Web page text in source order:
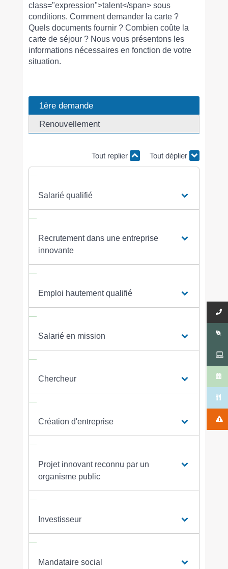
class="expression">talent</span> sous
conditions. Comment demander la carte ?
Quels documents fournir ? Combien coûte la
carte de séjour ? Nous vous présentons les
informations nécessaires en fonction de votre
situation.
1ère demande
Renouvellement
Tout replier Tout déplier
Salarié qualifié
Recrutement dans une entreprise
innovante
Emploi hautement qualifié
Salarié en mission
Chercheur
Création d'entreprise
Projet innovant reconnu par un
organisme public
Investisseur
Mandataire social